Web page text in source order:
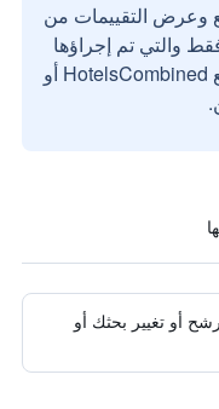
وعرض التقييمات من
والتي تم إجراؤها
بواسطة مستخدمين حقيقيين مع HotelsCombined أو
أو تغيير بحثك أو